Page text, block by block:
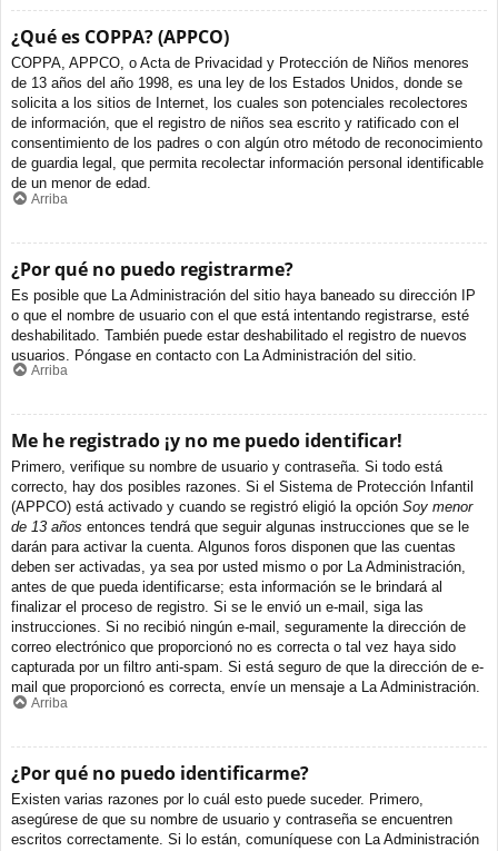
¿Qué es COPPA? (APPCO)
COPPA, APPCO, o Acta de Privacidad y Protección de Niños menores
de 13 años del año 1998, es una ley de los Estados Unidos, donde se
solicita a los sitios de Internet, los cuales son potenciales recolectores
de información, que el registro de niños sea escrito y ratificado con el
consentimiento de los padres o con algún otro método de reconocimiento
de guardia legal, que permita recolectar información personal identificable
de un menor de edad.
Arriba
¿Por qué no puedo registrarme?
Es posible que La Administración del sitio haya baneado su dirección IP
o que el nombre de usuario con el que está intentando registrarse, esté
deshabilitado. También puede estar deshabilitado el registro de nuevos
usuarios. Póngase en contacto con La Administración del sitio.
Arriba
Me he registrado ¡y no me puedo identificar!
Primero, verifique su nombre de usuario y contraseña. Si todo está
correcto, hay dos posibles razones. Si el Sistema de Protección Infantil
(APPCO) está activado y cuando se registró eligió la opción Soy menor
de 13 años entonces tendrá que seguir algunas instrucciones que se le
darán para activar la cuenta. Algunos foros disponen que las cuentas
deben ser activadas, ya sea por usted mismo o por La Administración,
antes de que pueda identificarse; esta información se le brindará al
finalizar el proceso de registro. Si se le envió un e-mail, siga las
instrucciones. Si no recibió ningún e-mail, seguramente la dirección de
correo electrónico que proporcionó no es correcta o tal vez haya sido
capturada por un filtro anti-spam. Si está seguro de que la dirección de e-
mail que proporcionó es correcta, envíe un mensaje a La Administración.
Arriba
¿Por qué no puedo identificarme?
Existen varias razones por lo cuál esto puede suceder. Primero,
asegúrese de que su nombre de usuario y contraseña se encuentren
escritos correctamente. Si lo están, comuníquese con La Administración